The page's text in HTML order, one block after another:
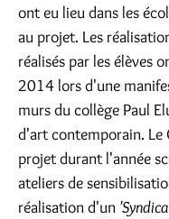
ont eu lieu dans les
au projet. Les
réalisés par les élèves
2014 lors d'une
murs du collège Paul
d'art contemporain. Le
projet durant l'année
ateliers de
réalisation d'un